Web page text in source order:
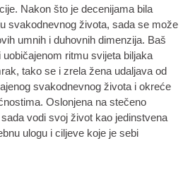
Nakon što je decenijama bila
svakodnevnog života, sada se može
umnih i duhovnih dimenzija. Baš
ritmu svijeta biljaka
tako se i zrela žena udaljava od
svakodnevnog života i okreće
Oslonjena na stečeno
vodi svoj život kao jedinstvena
ulogu i ciljeve koje je sebi